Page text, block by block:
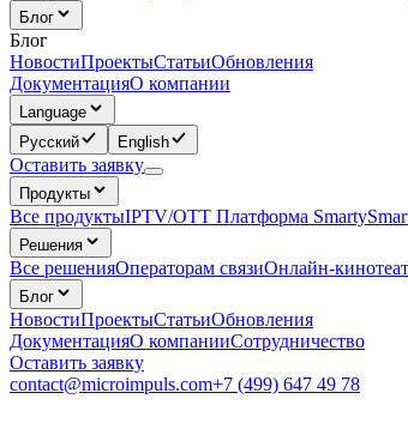
Блог
Блог
НовостиПроектыСтатьиОбновления
ДокументацияО компании
Language
Русский
English
Оставить заявку
Продукты
Все продуктыIPTV/OTT Платформа Smarty
Решения
Все решенияОператорам связиОнлайн-
Блог
НовостиПроектыСтатьиОбновления
ДокументацияО компанииСотрудничество
Оставить заявку
contact@microimpuls.com+7 (499) 647 49 78